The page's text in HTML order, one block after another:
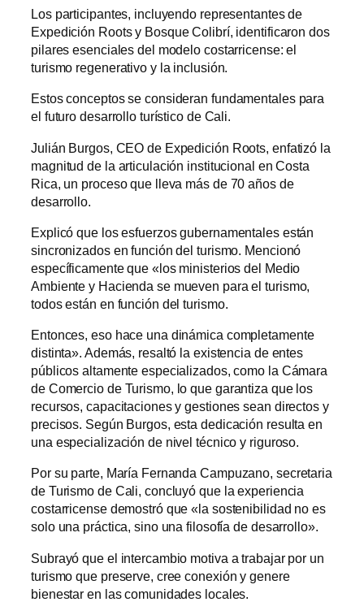
Los participantes, incluyendo representantes de
Expedición Roots y Bosque Colibrí, identificaron dos
pilares esenciales del modelo costarricense: el
turismo regenerativo y la inclusión.
Estos conceptos se consideran fundamentales para
el futuro desarrollo turístico de Cali.
Julián Burgos, CEO de Expedición Roots, enfatizó la
magnitud de la articulación institucional en Costa
Rica, un proceso que lleva más de 70 años de
desarrollo.
Explicó que los esfuerzos gubernamentales están
sincronizados en función del turismo. Mencionó
específicamente que «los ministerios del Medio
Ambiente y Hacienda se mueven para el turismo,
todos están en función del turismo.
Entonces, eso hace una dinámica completamente
distinta». Además, resaltó la existencia de entes
públicos altamente especializados, como la Cámara
de Comercio de Turismo, lo que garantiza que los
recursos, capacitaciones y gestiones sean directos y
precisos. Según Burgos, esta dedicación resulta en
una especialización de nivel técnico y riguroso.
Por su parte, María Fernanda Campuzano, secretaria
de Turismo de Cali, concluyó que la experiencia
costarricense demostró que «la sostenibilidad no es
solo una práctica, sino una filosofía de desarrollo».
Subrayó que el intercambio motiva a trabajar por un
turismo que preserve, cree conexión y genere
bienestar en las comunidades locales.